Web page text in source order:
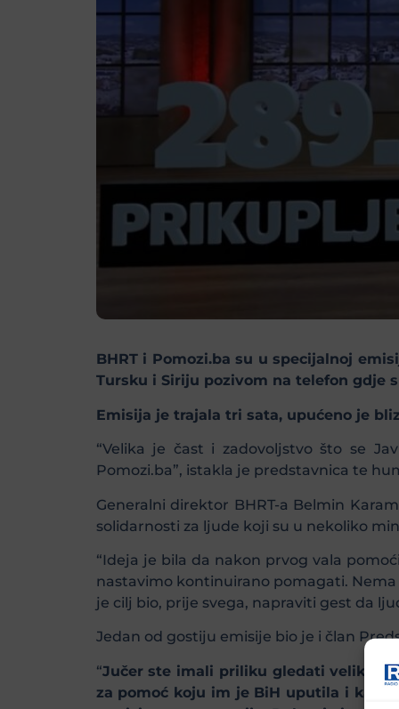
BHRT i Pomozi.ba su u specijalnoj
Tursku i Siriju pozivom na telefon gdje
Emisija je trajala tri sata, upućeno je
“Velika je čast i zadovoljstvo što se
Pomozi.ba”, istakla je predstavnica te
Generalni direktor BHRT-a Belmin
solidarnosti za ljude koji su u nekoliko
“Ideja je bila da nakon prvog vala
nastavimo kontinuirano pomagati.
je cilj bio, prije svega, napraviti gest da
Jedan od gostiju emisije bio je i član
“Jučer ste imali priliku gledati velike
za pomoć koju im je BiH uputila i